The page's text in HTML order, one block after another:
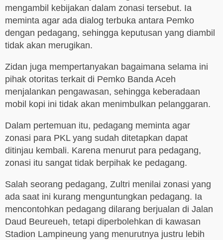
mengambil kebijakan dalam zonasi tersebut. Ia
meminta agar ada dialog terbuka antara Pemko
dengan pedagang, sehingga keputusan yang diambil
tidak akan merugikan.
Zidan juga mempertanyakan bagaimana selama ini
pihak otoritas terkait di Pemko Banda Aceh
menjalankan pengawasan, sehingga keberadaan
mobil kopi ini tidak akan menimbulkan pelanggaran.
Dalam pertemuan itu, pedagang meminta agar
zonasi para PKL yang sudah ditetapkan dapat
ditinjau kembali. Karena menurut para pedagang,
zonasi itu sangat tidak berpihak ke pedagang.
Salah seorang pedagang, Zultri menilai zonasi yang
ada saat ini kurang menguntungkan pedagang. Ia
mencontohkan pedagang dilarang berjualan di Jalan
Daud Beureueh, tetapi diperbolehkan di kawasan
Stadion Lampineung yang menurutnya justru lebih